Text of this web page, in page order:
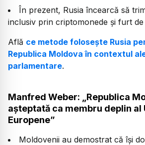
În prezent, Rusia încearcă să
inclusiv prin criptomonede și furt
Află ce metode folosește Rusia
Republica Moldova în contextul
parlamentare.
Manfred Weber: „Republica
așteptată ca membru deplin al
Europene”
Moldovenii au demostrat că își